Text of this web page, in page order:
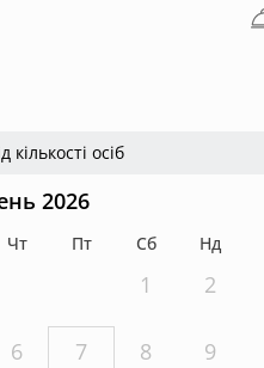
осіб
2026
Чт Пт Сб Нд
1 2
6 7 8 9